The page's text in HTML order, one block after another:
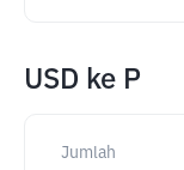
USD ke P
Jumlah